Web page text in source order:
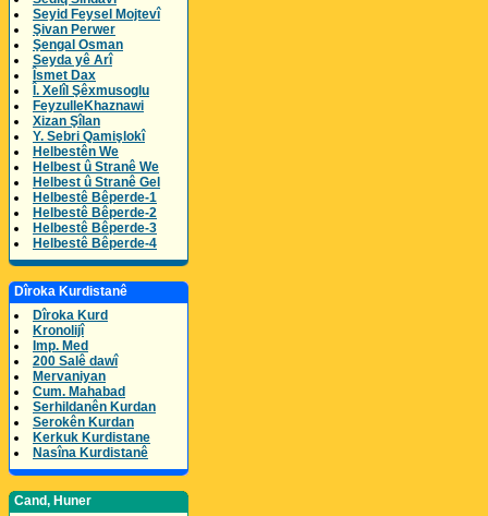
Seyid Feysel Mojtevî
Şivan Perwer
Şengal Osman
Seyda yê Arî
Îsmet Dax
Î. Xelîl Şêxmusoglu
FeyzulleKhaznawi
Xizan Şîlan
Y. Sebri Qamişlokî
Helbestên We
Helbest û Stranê We
Helbest û Stranê Gel
Helbestê Bêperde-1
Helbestê Bêperde-2
Helbestê Bêperde-3
Helbestê Bêperde-4
Dîroka Kurdistanê
Dîroka Kurd
Kronolijî
Imp. Med
200 Salê dawî
Mervaniyan
Cum. Mahabad
Serhildanên Kurdan
Serokên Kurdan
Kerkuk Kurdistane
Nasîna Kurdistanê
Cand, Huner